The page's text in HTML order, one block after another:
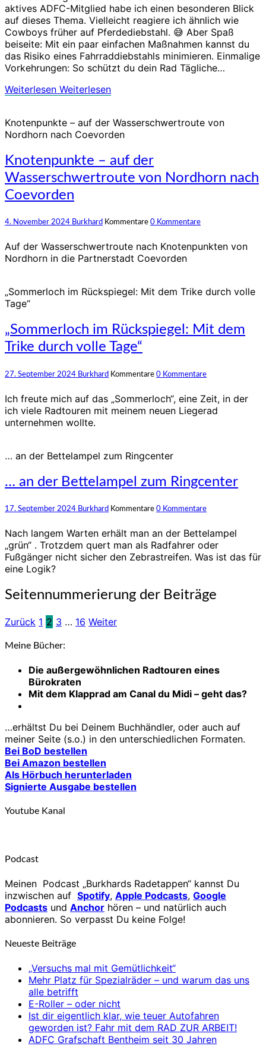
aktives ADFC-Mitglied habe ich einen besonderen Blick
auf dieses Thema. Vielleicht reagiere ich ähnlich wie
Cowboys früher auf Pferdediebstahl. 😅 Aber Spaß
beiseite: Mit ein paar einfachen Maßnahmen kannst du
das Risiko eines Fahrraddiebstahls minimieren. Einmalige
Vorkehrungen: So schützt du dein Rad Tägliche…
Weiterlesen Weiterlesen
Knotenpunkte – auf der Wasserschwertroute von
Nordhorn nach Coevorden
Knotenpunkte – auf der
Wasserschwertroute von Nordhorn nach
Coevorden
4. November 2024 Burkhard Kommentare 0 Kommentare
Auf der Wasserschwertroute nach Knotenpunkten von
Nordhorn in die Partnerstadt Coevorden
„Sommerloch im Rückspiegel: Mit dem Trike durch volle
Tage“
„Sommerloch im Rückspiegel: Mit dem
Trike durch volle Tage“
27. September 2024 Burkhard Kommentare 0 Kommentare
Ich freute mich auf das „Sommerloch“, eine Zeit, in der
ich viele Radtouren mit meinem neuen Liegerad
unternehmen wollte.
… an der Bettelampel zum Ringcenter
… an der Bettelampel zum Ringcenter
17. September 2024 Burkhard Kommentare 0 Kommentare
Nach langem Warten erhält man an der Bettelampel
„grün“ . Trotzdem quert man als Radfahrer oder
Fußgänger nicht sicher den Zebrastreifen. Was ist das für
eine Logik?
Seitennummerierung der Beiträge
Zurück 1 2 3 … 16 Weiter
Meine Bücher:
Die außergewöhnlichen Radtouren eines
Bürokraten
Mit dem Klapprad am Canal du Midi – geht das?
…erhältst Du bei Deinem Buchhändler, oder auch auf
meiner Seite (s.o.) in den unterschiedlichen Formaten.
Bei BoD bestellen
Bei Amazon bestellen
Als Hörbuch herunterladen
Signierte Ausgabe bestellen
Youtube Kanal
Podcast
Meinen Podcast „Burkhards Radetappen“ kannst Du
inzwischen auf Spotify, Apple Podcasts, Google
Podcasts und Anchor hören – und natürlich auch
abonnieren. So verpasst Du keine Folge!
Neueste Beiträge
„Versuchs mal mit Gemütlichkeit“
Mehr Platz für Spezialräder – und warum das uns
alle betrifft
E-Roller – oder nicht
Ist dir eigentlich klar, wie teuer Autofahren
geworden ist? Fahr mit dem RAD ZUR ARBEIT!
ADFC Grafschaft Bentheim seit 30 Jahren